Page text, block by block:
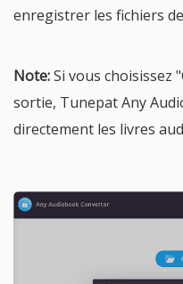
enregistrer les fichiers
Note:Si vous choisissez
sortie, Tunepat Any
directement les livres